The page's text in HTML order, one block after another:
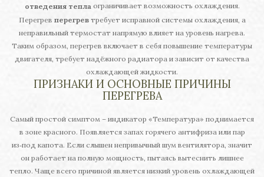
отведения тепла ограничивает возможность охлаждения.
Перегрев перегревтребует исправной системы охлаждения, а
неправильный термостат напрямую влияет на уровень нагрева.
Таким образом, перегрев включает в себя повышение температуры
двигателя, требует надёжного радиатора и зависит от качества
охлаждающей жидкости.
ПРИЗНАКИ И ОСНОВНЫЕ ПРИЧИНЫ
ПЕРЕГРЕВА
Самый простой симптом – индикатор «Температура» поднимается
в зоне красного. Появляется запах горячего антифриза или пар
из‑под капота. Если слышен непривычный шум вентилятора, значит
он работает на полную мощность, пытаясь вытеснить лишнее
тепло. Чаще всего причиной является низкий уровень охлаждающей